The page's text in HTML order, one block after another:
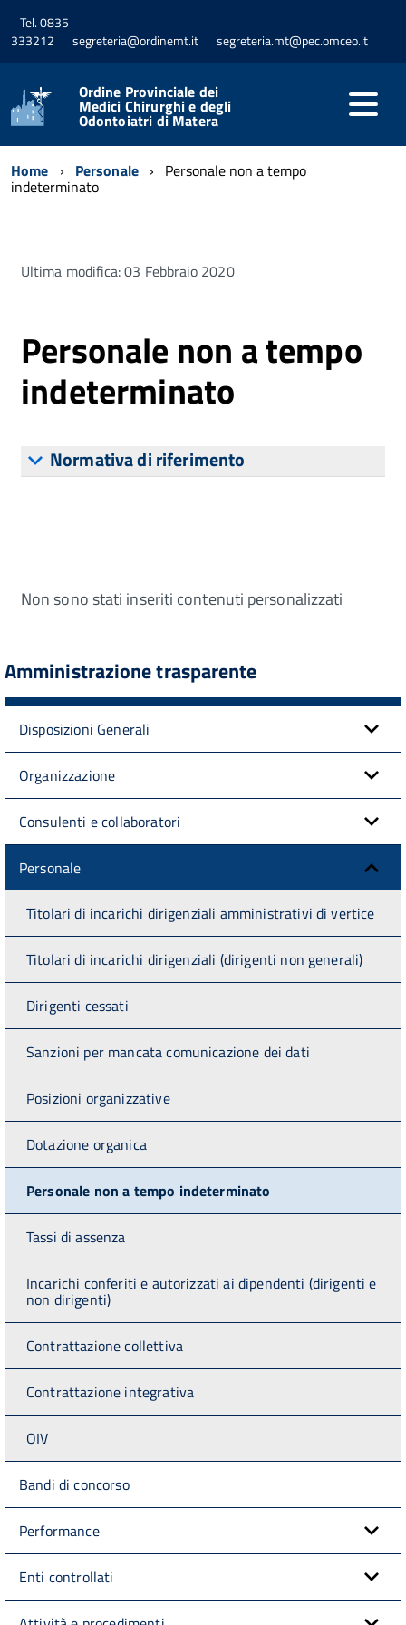
Tel. 0835
333212
segreteria@ordinemt.it segreteria.mt@pec.omceo.it
Ordine Provinciale dei
Medici Chirurghi e degli
Odontoiatri di Matera
Home Personale Personale non a tempo
indeterminato
Ultima modifica: 03 Febbraio 2020
Personale non a tempo
indeterminato
Normativa di riferimento
Non sono stati inseriti contenuti personalizzati
Amministrazione trasparente
Disposizioni Generali
Organizzazione
Consulenti e collaboratori
Personale
Titolari di incarichi dirigenziali amministrativi di vertice
Titolari di incarichi dirigenziali (dirigenti non generali)
Dirigenti cessati
Sanzioni per mancata comunicazione dei dati
Posizioni organizzative
Dotazione organica
Personale non a tempo indeterminato
Tassi di assenza
Incarichi conferiti e autorizzati ai dipendenti (dirigenti e
non dirigenti)
Contrattazione collettiva
Contrattazione integrativa
OIV
Bandi di concorso
Performance
Enti controllati